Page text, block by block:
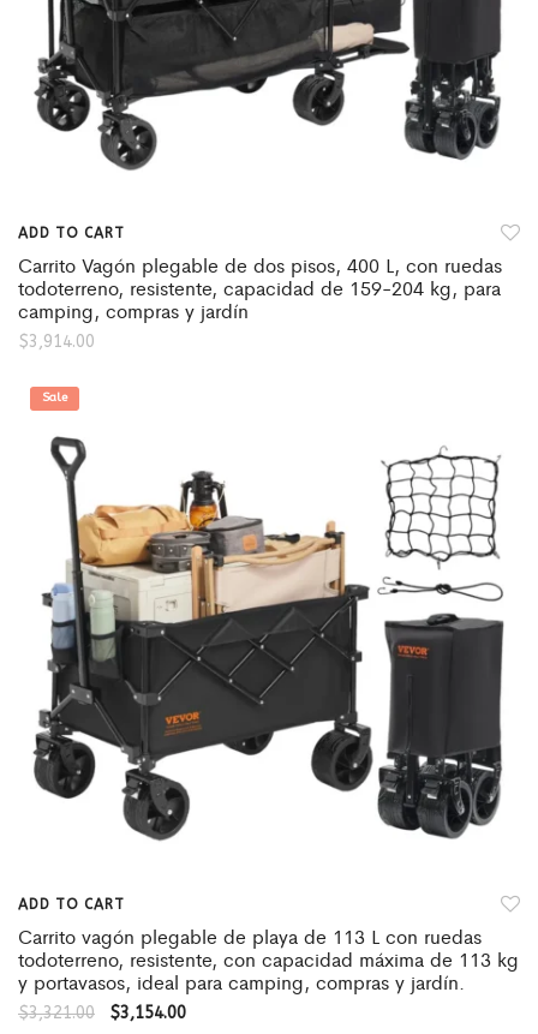
ADD TO CART
Carrito Vagón plegable de dos pisos, 400 L, con ruedas
todoterreno, resistente, capacidad de 159-204 kg, para
camping, compras y jardín
$3,914.00
Sale
ADD TO CART
Carrito vagón plegable de playa de 113 L con ruedas
todoterreno, resistente, con capacidad máxima de 113 kg
y portavasos, ideal para camping, compras y jardín.
$3,321.00 $3,154.00